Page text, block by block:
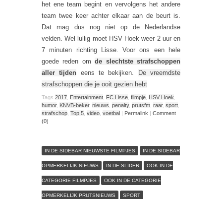
het ene team begint en vervolgens het andere
team twee keer achter elkaar aan de beurt is.
Dat mag dus nog niet op de Nederlandse
velden. Wel lullig moet HSV Hoek weer 2 uur en
7 minuten richting Lisse. Voor ons een hele
goede reden omde slechtste strafschoppen
aller tijden eens te bekijken.
De vreemdste
strafschoppen die je ooit gezien hebt
Tags 2017 Entertainment FC Lisse filmpje HSV Hoek
humor, KNVB-beker, nieuws penalty, prutsfm raar, sport
strafschop Top 5 video voetbal | Permalink | Comment
(0)
IN DE SIDEBAR NIEUWSTE FILMPJES IN DE SIDEBAR
OPMERKELIJK NIEUWS IN DE SLIDER OOK IN DE
CATEGORIE FILMPJES OOK IN DE CATEGORIE
OPMERKELIJK PRUTSNIEUWS SPORT